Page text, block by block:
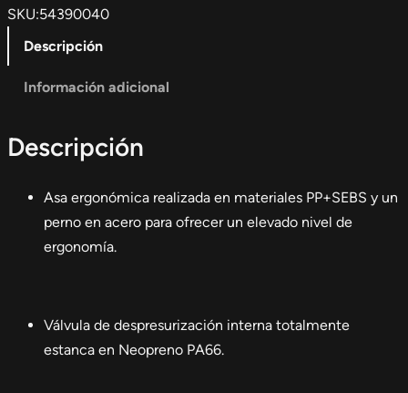
SKU:54390040
Descripción
Información adicional
Descripción
Asa ergonómica realizada en materiales PP+SEBS y un
perno en acero para ofrecer un elevado nivel de
ergonomía.
Válvula de despresurización interna totalmente
estanca en Neopreno PA66.